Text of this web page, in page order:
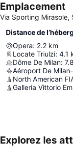
Emplacement
Via Sporting
Distance de
Opera: 2.2 km
Locate Triulzi: 4.1
Dôme De Milan: 7.8
Aéroport De
North American
Galleria Vittorio
Explorez les